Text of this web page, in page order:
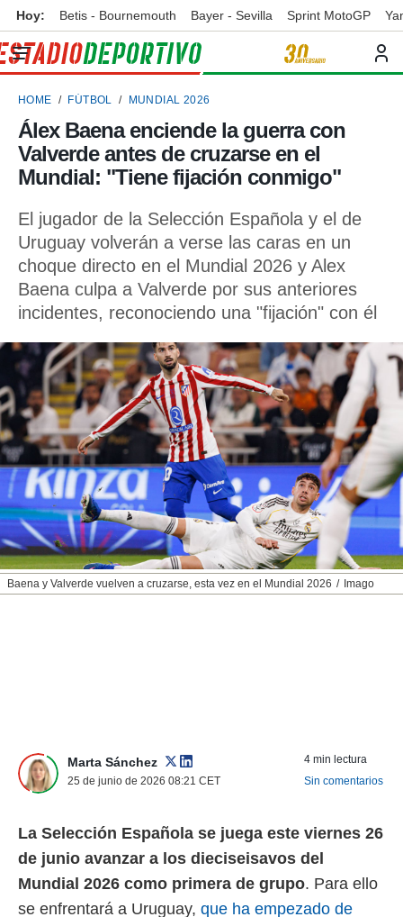
de
por
para
la
que se
calidad.
las
y
forma
basada
permite
seguir
contenido
coste.
botón
a la
la
y
más
nuestra
ACEPTAR
Y
CONTINUAR
CONFIGURAR
RECHAZAR
Hoy: Betis - Bournemouth Bayer - Sevilla Sprint MotoGP
HOME FÚTBOL MUNDIAL 2026
Álex Baena enciende la guerra con
Valverde antes de cruzarse en el
Mundial: "Tiene fijación conmigo"
El jugador de la Selección Española y el de
Uruguay volverán a verse las caras en un
choque directo en el Mundial 2026 y Alex
Baena culpa a Valverde por sus anteriores
incidentes, reconociendo una "fijación" con él
Baena y Valverde vuelven a cruzarse, esta vez en el Mundial 2026 Imago
Marta Sánchez
25 de junio de 2026 08:21 CET
4 min lectura
Sin comentarios
La Selección Española se juega este viernes 26
de junio avanzar a los dieciseisavos del
Mundial 2026 como primera de grupo. Para ello
se enfrentará a Uruguay, que ha empezado de